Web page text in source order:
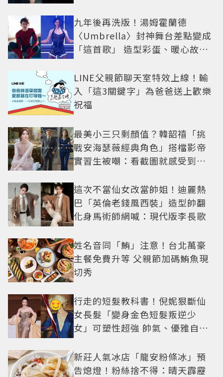
九年後再洗版！湯姆霍蘭德
〈Umbrella〉封神舞台差點變成
「這首歌」 造型彩蛋、暖心故事
LINE父親節聊天室特效上線！輸
入「這3關鍵字」為爸爸送上歡樂
祝福
最美小三只剩顏值？韓韶禧「挑
戰安海瑟薇經典角色」搭檔影帝
實習生被嘲：看截圖就感受到演
這次不當仙女改當帥姐！迪麗熱
巴「英倫老錢風西裝」造型帥翻
化身馬術師網喊：現代版李長歌
姓名音同「鮪」注意！台北萬豪
主餐免費升等 父親節加碼鮪魚現
切秀
行走的短髮教科書！倪妮狠斷仙
女長髮「變身金色短髮叛逆少
女」可塑性超強 帥氣、優雅自由
新莊人氣冰店「龍安粉條冰」預
告熄燈！粉絲捨不得：晴天霹靂